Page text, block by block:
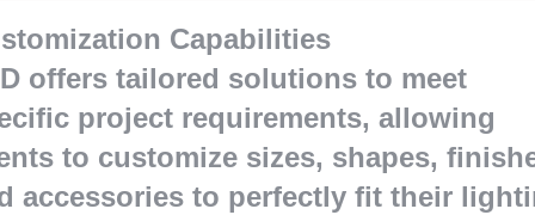
Capabilities
offers tailored solutions to meet
project requirements,allowing
to customize sizes, shapes,
accessories to perfectly fit their